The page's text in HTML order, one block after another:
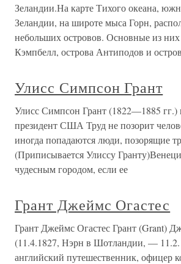
Зеландии.На карте Тихого океана,
Зеландии, на широте мыса Горн,
небольших островов. Основные из
Кэмпбелл, острова Антиподов и
Улисс Симпсон Грант
Улисс Симпсон Грант (1822—1885 гг.)
президент США Труд не позорит
иногда попадаются люди, позорящие
(Приписывается Улиссу
чудесным городом, если ее
Грант Джеймс Огастес
Грант Джеймс Огастес Грант (Grant)
(11.4.1827, Нэрн в Шотландии, —
английский путешественник, офицер